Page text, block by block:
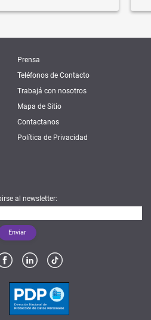
Prensa
Teléfonos de Contacto
Trabajá con nosotros
Mapa de Sitio
Contactanos
Política de Privacidad
al newsletter: